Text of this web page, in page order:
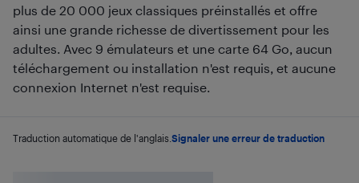
plus de 20 000 jeux classiques préinstallés et offre
ainsi une grande richesse de divertissement pour les
adultes. Avec 9 émulateurs et une carte 64 Go, aucun
téléchargement ou installation n'est requis, et aucune
connexion Internet n'est requise.
Traduction automatique de l'anglais. Signaler une erreur de traduction